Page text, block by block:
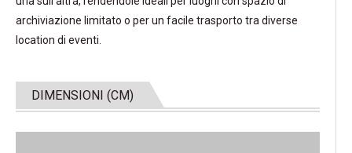
archiviazione limitato o per un facile trasporto tra diverse
location di eventi.
DIMENSIONI (CM)